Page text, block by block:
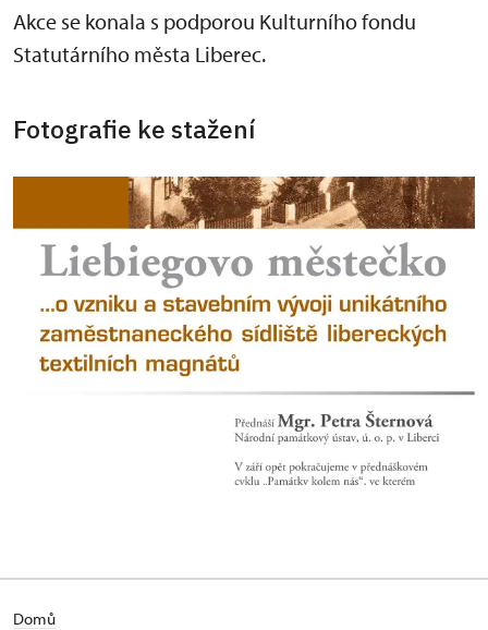
Akce se konala s podporou Kulturního fondu
Statutárního města Liberec.
Fotografie ke stažení
Domů